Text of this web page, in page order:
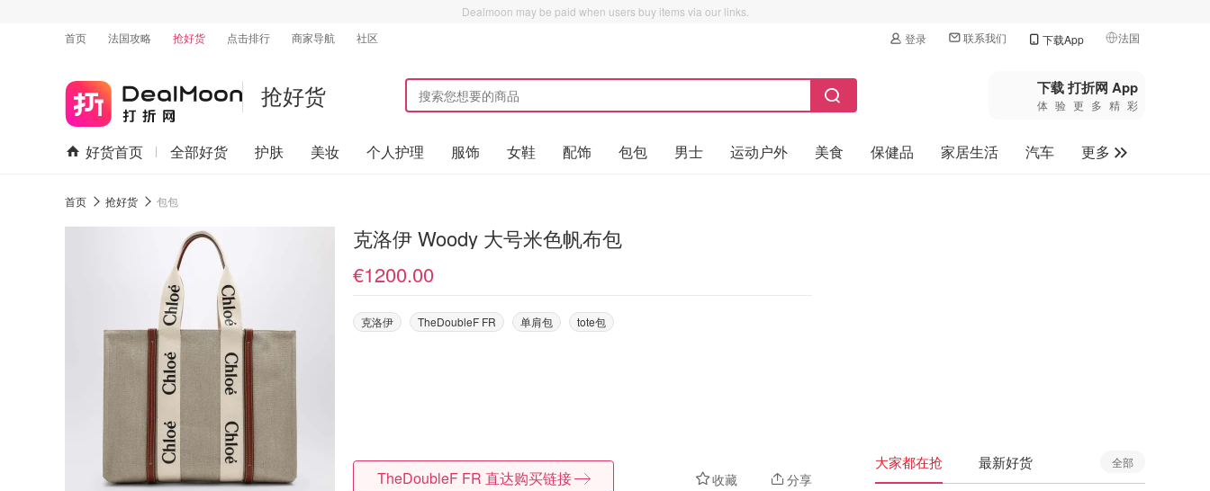
Dealmoon may be paid when users buy items via our links.
首页
法国攻略 抢好货 点击排行 商家导航 社区 登录 联系我们 下载App 法国
🇺🇸美国
🇨🇳中国
🇨🇦加拿大
抢好货 下载 打折网 App
体验更多精彩
好货首页 全部好货 护肤 美妆 个人护理 服饰 女鞋 配饰 包包 男士 运动户外 美食 保健品 家居生活 汽车
更多
首页 抢好货 包包
克洛伊 Woody 大号米色帆布包
€1200.00
克洛伊 TheDoubleF FR 单肩包 tote包
收藏 分享
TheDoubleF FR 直达购买链接
大家都在抢 最新好货 全部